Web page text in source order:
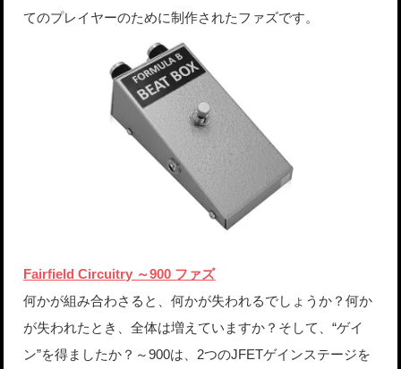
てのプレイヤーのために制作されたファズです。
Fairfield Circuitry ～900 ファズ
何かが組み合わさると、何かが失われるでしょうか？何か
が失われたとき、全体は増えていますか？そして、“ゲイ
ン”を得ましたか？～900は、2つのJFETゲインステージを